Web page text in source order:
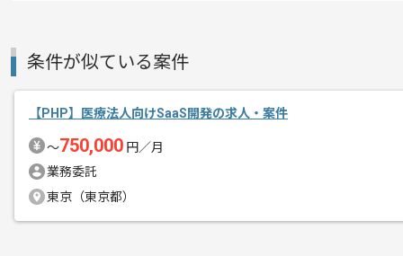
スキルに不安がある方へ
精算・お支払い
条件が似ている案件
【PHP】医療法人向けSaaS開発の求人・案件
〜750,000 円／月
業務委託
東京（東京都）